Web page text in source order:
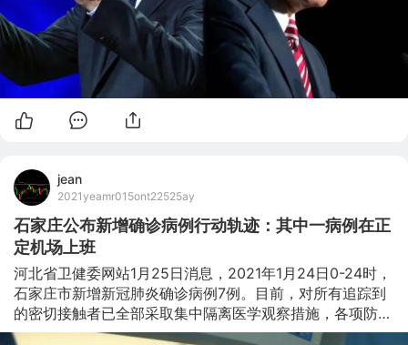
官网发表声明坚决反对美国驻俄罗斯大使馆干涉俄内政。
路透社报道称，俄罗斯指
jean
2021yeamr015ont22525ay
石家庄公布新增确诊病例行动轨迹：其中一病例在正
定机场上班
河北省卫健委网站1月25日消息，2021年1月24日0-24时，
石家庄市新增新冠肺炎确诊病例7例。目前，对所有追踪到
的密切接触者已全部采取集中隔离医学观察措施，各项防控
措施有序进行。现将其行动轨迹公布如下： 确诊病例1：